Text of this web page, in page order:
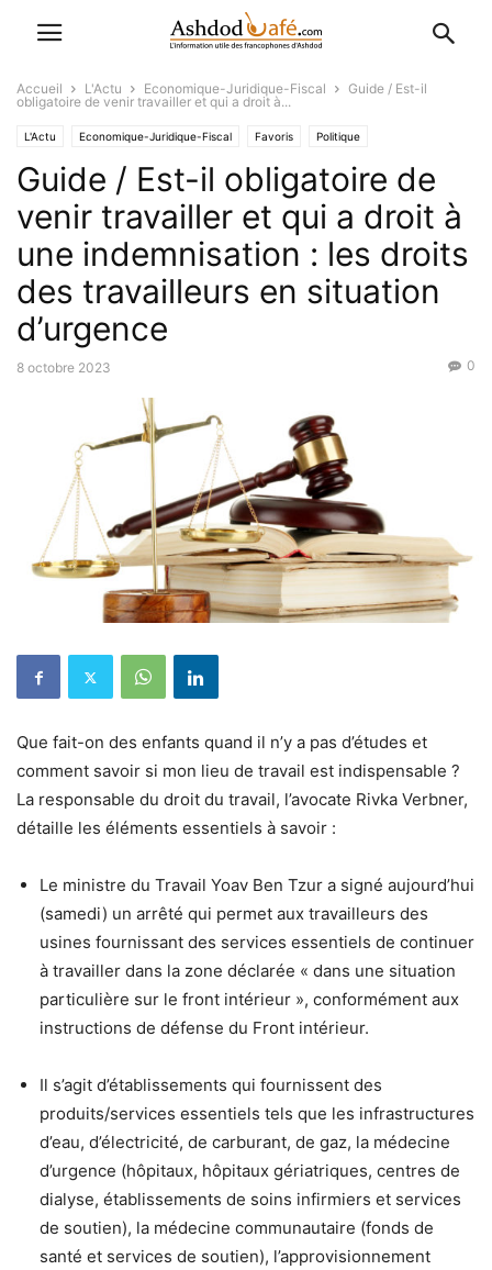
Accueil L'Actu Economique-Juridique-Fiscal
Guide / Est-il
obligatoire de venir travailler et qui a droit à...
L'Actu Economique-Juridique-Fiscal Favoris Politique
Guide / Est-il obligatoire de
venir travailler et qui a droit à
une indemnisation : les droits
des travailleurs en situation
d’urgence
8 octobre 2023 0
Que fait-on des enfants quand il n’y a pas d’études et
comment savoir si mon lieu de travail est indispensable ?
La responsable du droit du travail, l’avocate Rivka Verbner,
détaille les éléments essentiels à savoir :
Le ministre du Travail Yoav Ben Tzur a signé aujourd’hui
(samedi) un arrêté qui permet aux travailleurs des
usines fournissant des services essentiels de continuer
à travailler dans la zone déclarée « dans une situation
particulière sur le front intérieur », conformément aux
instructions de défense du Front intérieur.
Il s’agit d’établissements qui fournissent des
produits/services essentiels tels que les infrastructures
d’eau, d’électricité, de carburant, de gaz, la médecine
d’urgence (hôpitaux, hôpitaux gériatriques, centres de
dialyse, établissements de soins infirmiers et services
de soutien), la médecine communautaire (fonds de
santé et services de soutien), l’approvisionnement